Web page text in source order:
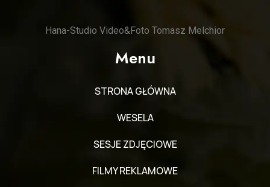
Hana-Studio Video&Foto Tomasz Melchior
Menu
STRONA GŁÓWNA
WESELA
SESJE ZDJĘCIOWE
FILMY REKLAMOWE